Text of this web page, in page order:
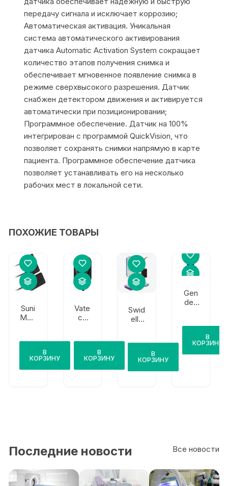
передачу сигнала и исключает коррозию;
Автоматическая активация. Уникальная
система автоматического активирования
датчика Automatic Activation System сокращает
количество этапов получения снимка и
обеспечивает мгновенное появление снимка в
режиме сверхвысокого разрешения. Датчик
снабжен детектором движения и активируется
автоматически при позиционировании;
Программное обеспечение. Датчик на 100%
интегрирован с программой QuickVision, что
позволяет сохранять снимки напрямую в карте
пациента. Программное обеспечение датчика
позволяет устанавливать его на несколько
рабочих мест в локальной сети.
ПОХОЖИЕ ТОВАРЫ
Suni
Med
Dr.
Suni
Plus
В
КОРЗИНУ
Vate
ch
В
КОРЗИНУ
Swid
ella
В
КОРЗИНУ
Gen
dex
В
КОРЗИНУ
Все новости
Последние новости